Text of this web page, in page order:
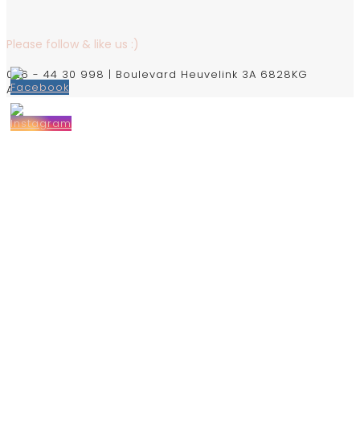
Please follow & like us :)
026 - 44 30 998 | Boulevard Heuvelink 3A 6828KG
Arnhem